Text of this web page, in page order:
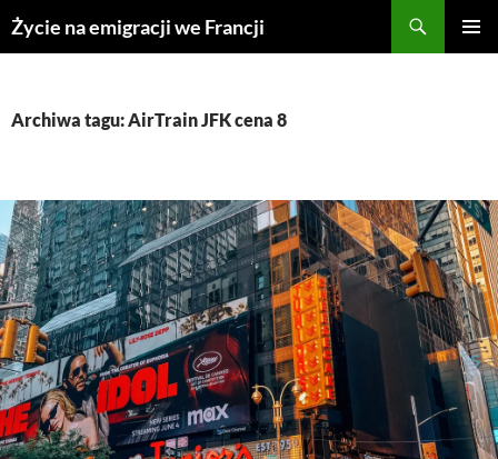
Przejdź
doŻycie na emigracji we Francji
Archiwa tagu: AirTrain JFK cena 8